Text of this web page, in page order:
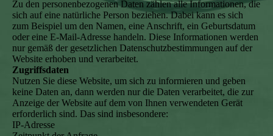
Zu den personenbezogenen Daten zählen alle Informationen, die
sich auf eine natürliche Person beziehen. Dabei kann es sich
zum Beispiel um den Namen, eine Anschrift, ein Geburtsdatum
oder eine E-Mail-Adresse handeln. Diese Informationen werden
nur gemäß der gesetzlichen Datenschutzbestimmungen auf der
Website erhoben und verarbeitet.
Zugriffsdaten
Nutzen Sie diese Website, um sich zu informieren und geben
keine Daten an, dann werden nur die Daten verarbeitet, die zur
Anzeige der Website auf dem von Ihnen verwendeten Gerät
erforderlich sind. Das sind insbesondere:
IP-Adresse